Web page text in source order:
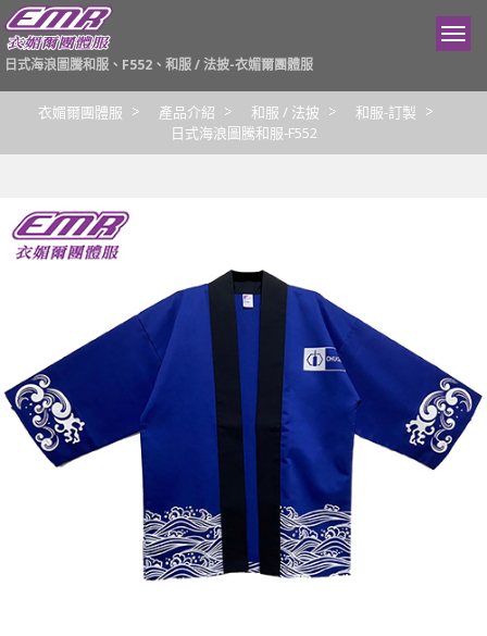
日式海浪圖騰和服、F552、和服 / 法披-衣媚爾團體服
衣媚爾團體服 產品介紹 和服 / 法披
和服-訂製
日式海浪圖騰和服-F552